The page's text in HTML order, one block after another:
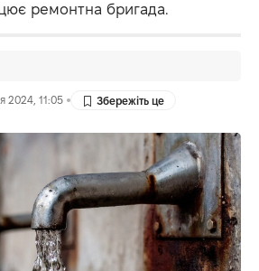
ремонтна бригада.
2024, 11:05